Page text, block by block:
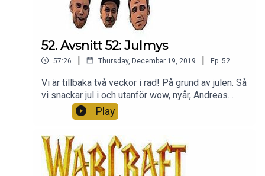
52. Avsnitt 52: Julmys
57:26 | Thursday, December 19, 2019 | Ep. 52
Vi är tillbaka två veckor i rad! På grund av julen. Så
vi snackar jul i och utanför wow, nyår, Andreas
sjunger och mycket annat MYSIGT. Det här är
mysigt. Kom med. Tack för att ni lyssnar <3
Play